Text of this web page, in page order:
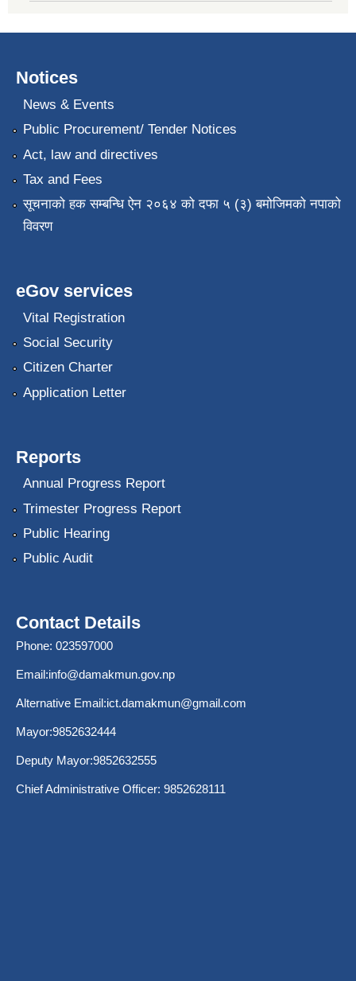
Notices
News & Events
Public Procurement/ Tender Notices
Act, law and directives
Tax and Fees
सूचनाको हक सम्बन्धि ऐन २०६४ को दफा ५ (३) बमोजिमको नपाको
विवरण
eGov services
Vital Registration
Social Security
Citizen Charter
Application Letter
Reports
Annual Progress Report
Trimester Progress Report
Public Hearing
Public Audit
Contact Details
Phone: 023597000
Email:info@damakmun.gov.np
Alternative Email:ict.damakmun@gmail.com
Mayor:9852632444
Deputy Mayor:9852632555
Chief Administrative Officer: 9852628111